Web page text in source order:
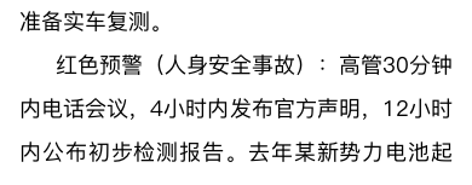
准备实车复测。
红色预警（人身安全事故）：高管30分钟
内电话会议，4小时内发布官方声明，12小时
内公布初步检测报告。去年某新势力电池起